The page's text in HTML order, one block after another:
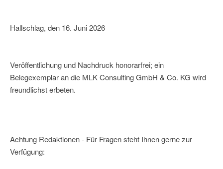
Hallschlag, den 16. Juni 2026
Veröffentlichung und Nachdruck honorarfrei; ein
Belegexemplar an die MLK Consulting GmbH & Co. KG wird
freundlichst erbeten.
Achtung Redaktionen - Für Fragen steht Ihnen gerne zur
Verfügung: